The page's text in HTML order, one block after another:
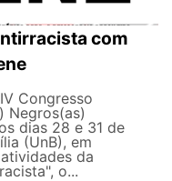
com
Congresso
Negros(as)
dias 28 e 31 de
(UnB), em
da
o...